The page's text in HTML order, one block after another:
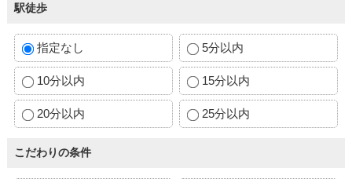
駅徒歩
指定なし 5分以内
10分以内 15分以内
20分以内 25分以内
こだわりの条件